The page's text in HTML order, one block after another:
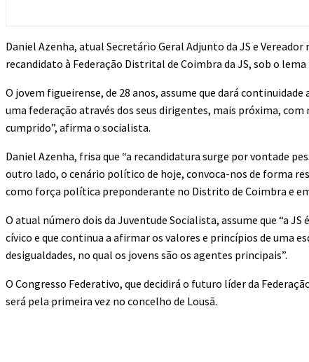
Daniel Azenha, atual Secretário Geral Adjunto da JS e
recandidato à Federação Distrital de Coimbra da JS, sob o lema
O jovem figueirense, de 28 anos, assume que dará
uma federação através dos seus dirigentes, mais próxima,
cumprido”, afirma o socialista.
Daniel Azenha, frisa que “a recandidatura surge por vontade
outro lado, o cenário político de hoje, convoca-nos de forma
como força política preponderante no Distrito de Coimbra e em
O atual número dois da Juventude Socialista, assume que “a
cívico e que continua a afirmar os valores e princípios de uma
desigualdades, no qual os jovens são os agentes principais”.
O Congresso Federativo, que decidirá o futuro líder da
será pela primeira vez no concelho de Lousã.